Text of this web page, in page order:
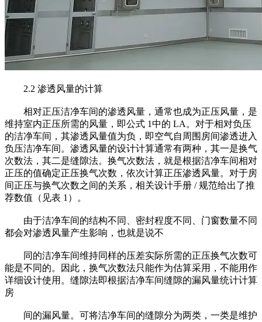
2.2 渗透风量的计算
相对正压洁净车间的渗透风量，通常也成为正压风量，是
维持室内正压所需的风量，即公式 1中的 LA。对于相对负压
的洁净车间，其渗透风量值为负，即空气自周围房间渗透进入
负压洁净车间。渗透风量的设计计算通常有两种，其一是换气
次数法，其二是缝隙法。换气次数法，就是根据洁净车间相对
正压的值确定正压换气次数，依次计算正压渗透风量。对于房
间正压与换气次数之间的关系，相关设计手册 / 规范给出了推
荐数值（见表 1）。
由于洁净车间的结构不同、密封程度不同、门窗数量不同
都会对渗透风量产生影响，也就是说不
同的洁净车间维持同样的压差实际所需的正压换气次数可
能是不同的。因此，换气次数法只能作为估算采用，不能用作
详细设计使用。缝隙法即根据洁净车间缝隙的漏风量统计计算
房
间的漏风量。可将洁净车间的缝隙分为两类，一类是维护